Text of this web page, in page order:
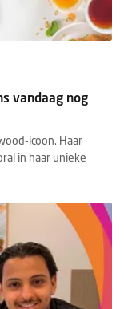
vandaag nog
icoon. Haar
in haar unieke